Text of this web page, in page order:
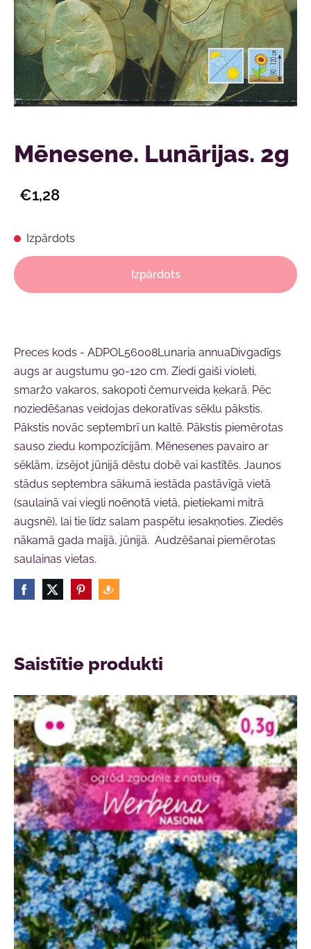
Mēnesene. Lunārijas. 2g
€1,28
Izpārdots
Izpārdots
Preces kods - ADPOL56008Lunaria annuaDivgadīgs
augs ar augstumu 90-120 cm. Ziedi gaiši violeti,
smaržo vakaros, sakopoti čemurveida ķekarā. Pēc
noziedēšanas veidojas dekoratīvas sēklu pākstis.
Pākstis novāc septembrī un kaltē. Pākstis piemērotas
sauso ziedu kompozīcijām. Mēnesenes pavairo ar
sēklām, izsējot jūnijā dēstu dobē vai kastītēs. Jaunos
stādus septembra sākumā iestāda pastāvīgā vietā
(saulainā vai viegli noēnotā vietā, pietiekami mitrā
augsnē), lai tie līdz salam paspētu iesakņoties. Ziedēs
nākamā gada maijā, jūnijā. Audzēšanai piemērotas
saulainas vietas.
Saistītie produkti